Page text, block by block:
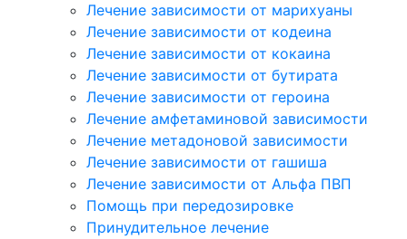
Лечение зависимости от марихуаны
Лечение зависимости от кодеина
Лечение зависимости от кокаина
Лечение зависимости от бутирата
Лечение зависимости от героина
Лечение амфетаминовой зависимости
Лечение метадоновой зависимости
Лечение зависимости от гашиша
Лечение зависимости от Альфа ПВП
Помощь при передозировке
Принудительное лечение